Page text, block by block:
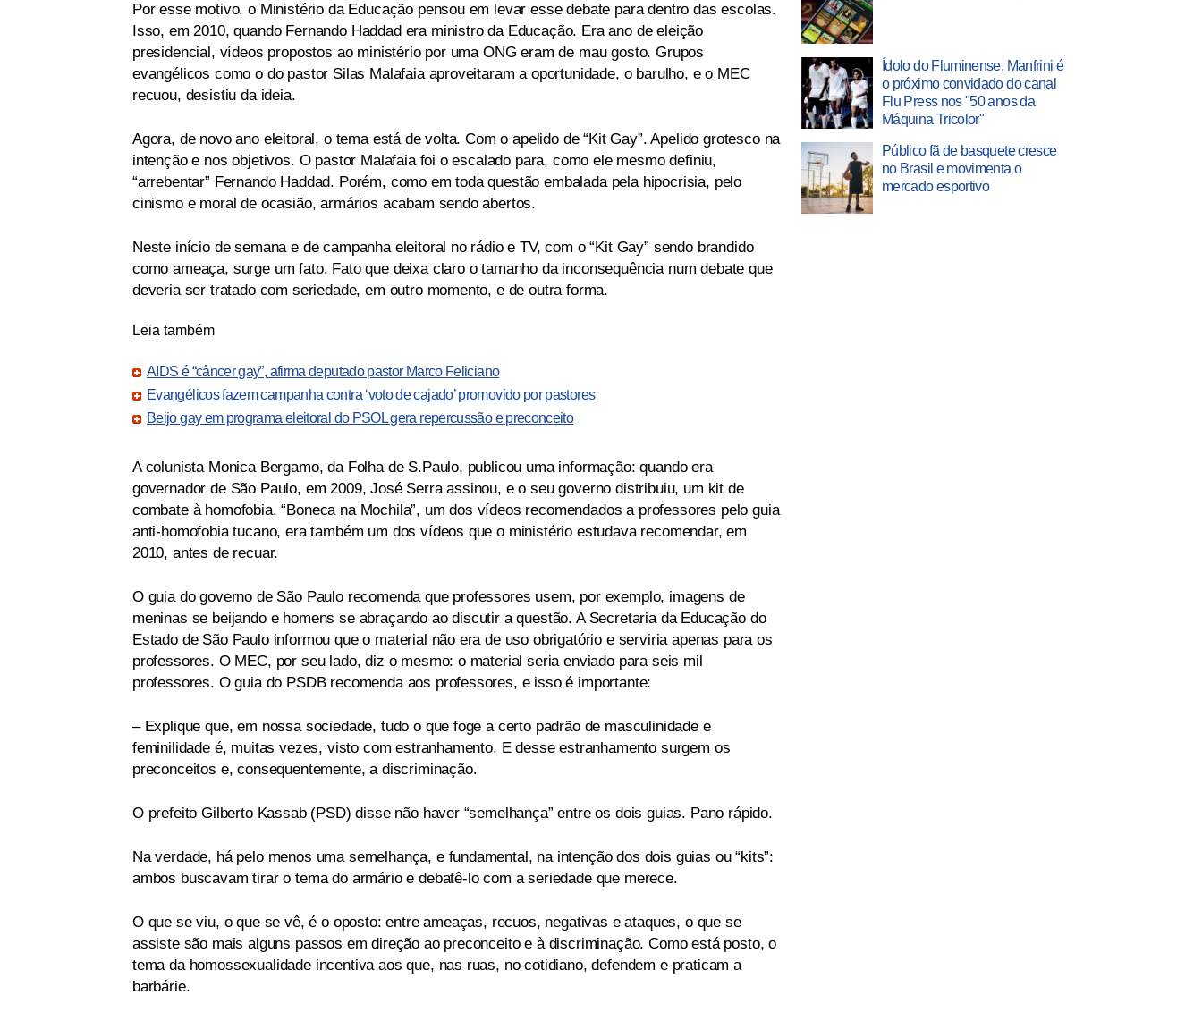
Por esse motivo, o Ministério da Educação pensou em levar esse debate para dentro das escolas.
Isso, em 2010, quando Fernando Haddad era ministro da Educação. Era ano de eleição
presidencial, vídeos propostos ao ministério por uma ONG eram de mau gosto. Grupos
evangélicos como o do pastor Silas Malafaia aproveitaram a oportunidade, o barulho, e o MEC
recuou, desistiu da ideia.
Agora, de novo ano eleitoral, o tema está de volta. Com o apelido de “Kit Gay”. Apelido grotesco na
intenção e nos objetivos. O pastor Malafaia foi o escalado para, como ele mesmo definiu,
“arrebentar” Fernando Haddad. Porém, como em toda questão embalada pela hipocrisia, pelo
cinismo e moral de ocasião, armários acabam sendo abertos.
Neste início de semana e de campanha eleitoral no rádio e TV, com o “Kit Gay” sendo brandido
como ameaça, surge um fato. Fato que deixa claro o tamanho da inconsequência num debate que
deveria ser tratado com seriedade, em outro momento, e de outra forma.
Leia também
AIDS é “câncer gay”, afirma deputado pastor Marco Feliciano
Evangélicos fazem campanha contra ‘voto de cajado’ promovido por pastores
Beijo gay em programa eleitoral do PSOL gera repercussão e preconceito
A colunista Monica Bergamo, da Folha de S.Paulo, publicou uma informação: quando era
governador de São Paulo, em 2009, José Serra assinou, e o seu governo distribuiu, um kit de
combate à homofobia. “Boneca na Mochila”, um dos vídeos recomendados a professores pelo guia
anti-homofobia tucano, era também um dos vídeos que o ministério estudava recomendar, em
2010, antes de recuar.
O guia do governo de São Paulo recomenda que professores usem, por exemplo, imagens de
meninas se beijando e homens se abraçando ao discutir a questão. A Secretaria da Educação do
Estado de São Paulo informou que o material não era de uso obrigatório e serviria apenas para os
professores. O MEC, por seu lado, diz o mesmo: o material seria enviado para seis mil
professores. O guia do PSDB recomenda aos professores, e isso é importante:
– Explique que, em nossa sociedade, tudo o que foge a certo padrão de masculinidade e
feminilidade é, muitas vezes, visto com estranhamento. E desse estranhamento surgem os
preconceitos e, consequentemente, a discriminação.
O prefeito Gilberto Kassab (PSD) disse não haver “semelhança” entre os dois guias. Pano rápido.
Na verdade, há pelo menos uma semelhança, e fundamental, na intenção dos dois guias ou “kits”:
ambos buscavam tirar o tema do armário e debatê-lo com a seriedade que merece.
O que se viu, o que se vê, é o oposto: entre ameaças, recuos, negativas e ataques, o que se
assiste são mais alguns passos em direção ao preconceito e à discriminação. Como está posto, o
tema da homossexualidade incentiva aos que, nas ruas, no cotidiano, defendem e praticam a
barbárie.
Ídolo do Fluminense, Manfrini é
o próximo convidado do canal
Flu Press nos "50 anos da
Máquina Tricolor"
Público fã de basquete cresce
no Brasil e movimenta o
mercado esportivo